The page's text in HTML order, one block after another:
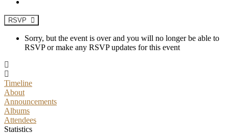
RSVP
Sorry, but the event is over and you will no longer be able to
RSVP or make any RSVP updates for this event
Timeline
About
Announcements
Albums
Attendees
Statistics